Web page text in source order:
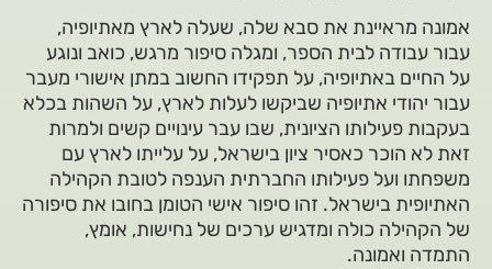
אמונה מראיינת את סבא שלה, שעלה לארץ מאתיופיה,
עבור עבודה לבית הספר, ומגלה סיפור מרגש, כואב ונוגע
על החיים באתיופיה, על תפקידו החשוב במתן אישורי מעבר
עבור יהודי אתיופיה שביקשו לעלות לארץ, על השהות בכלא
בעקבות פעילותו הציונית, שבו עבר עינויים קשים ולמרות
זאת לא הוכר כאסיר ציון בישראל, על עלייתו לארץ עם
משפחתו ועל פעילותו החברתית הענפה לטובת הקהילה
האתיופית בישראל. זהו סיפור אישי הטומן בחובו את סיפורה
של הקהילה כולה ומדגיש ערכים של נחישות, אומץ,
התמדה ואמונה.